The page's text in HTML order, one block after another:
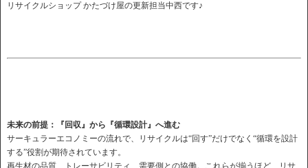
リサイクルショップ かたづけ屋の更新担当中西です♪
未来の前提：『回収』から『循環設計』へ進む
サーキュラーエコノミーの流れで、リサイクルは“回す”だけでなく“循環を設計
する”役割が期待されています。
再生材の品質、トレーサビリティ、需要側との協働。これらが揃うほど、リサ